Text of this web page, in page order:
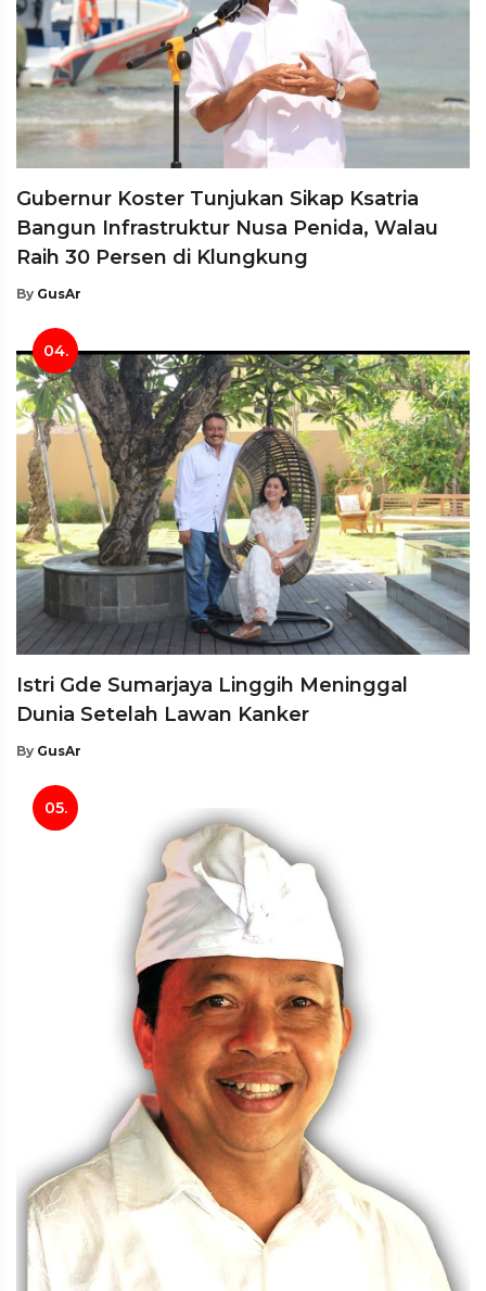
Gubernur Koster Tunjukan Sikap Ksatria
Bangun Infrastruktur Nusa Penida, Walau
Raih 30 Persen di Klungkung
By GusAr
04.
Istri Gde Sumarjaya Linggih Meninggal
Dunia Setelah Lawan Kanker
By GusAr
05.